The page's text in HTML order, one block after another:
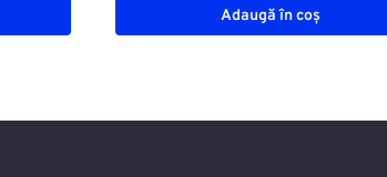
Adaugă în coș